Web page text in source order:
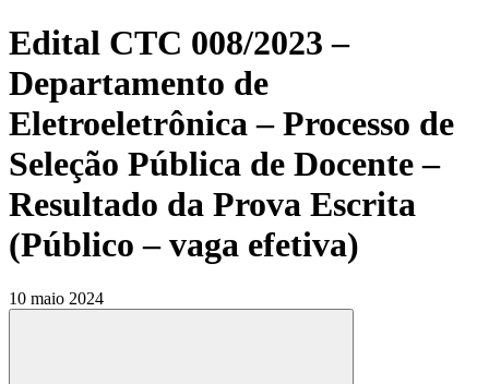
Edital CTC 008/2023 –
Departamento de
Eletroeletrônica – Processo de
Seleção Pública de Docente –
Resultado da Prova Escrita
(Público – vaga efetiva)
10 maio 2024